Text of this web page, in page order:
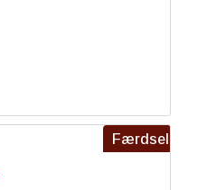
Færdsel